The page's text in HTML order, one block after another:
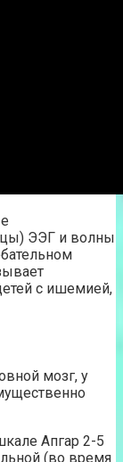
ЭЭГ и волны
с ишемией,
мозг, у
Апгар 2-5
(во время